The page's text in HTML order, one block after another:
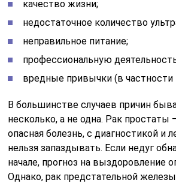
качество жизни;
недостаточное количество
неправильное питание;
профессиональную
вредные привычки (в частности
В большинстве случаев причин
несколько, а не одна. Рак простаты
опасная болезнь, с диагностикой и
нельзя запаздывать. Если недуг
начале, прогноз на выздоровление
Однако, рак предстательной